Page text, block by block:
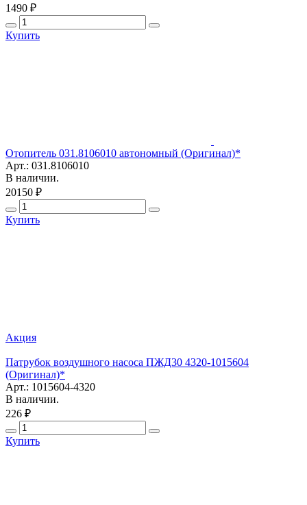
1490 ₽
Купить
Отопитель 031.8106010 автономный (Оригинал)*
Арт.: 031.8106010
В наличии.
20150 ₽
Купить
Акция
Патрубок воздушного насоса ПЖД30 4320-1015604
(Оригинал)*
Арт.: 1015604-4320
В наличии.
226 ₽
Купить